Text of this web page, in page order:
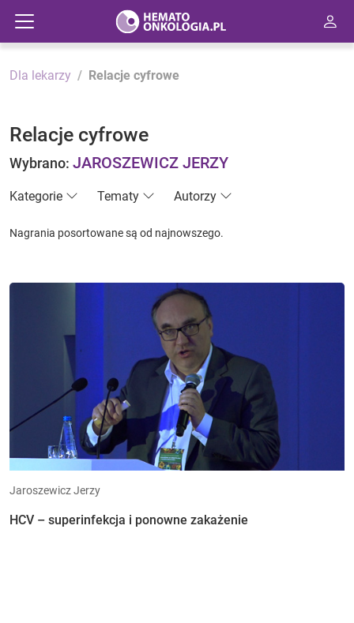
Dla lekarzy Relacje cyfrowe
Relacje cyfrowe
Wybrano: JAROSZEWICZ JERZY
Kategorie Tematy Autorzy
Nagrania posortowane są od najnowszego.
Jaroszewicz Jerzy
HCV – superinfekcja i ponowne zakażenie